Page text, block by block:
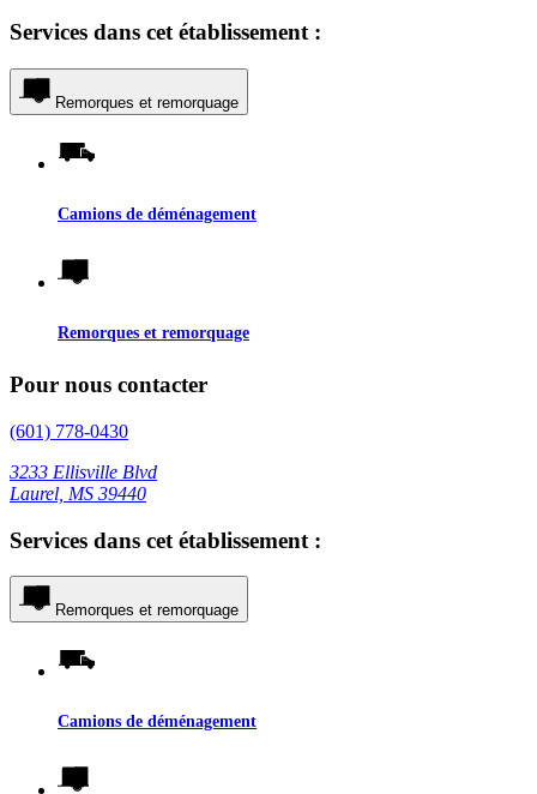
Services dans cet établissement :
Remorques et remorquage
Camions de déménagement
Remorques et remorquage
Pour nous contacter
(601) 778-0430
3233 Ellisville Blvd
Laurel, MS 39440
Services dans cet établissement :
Remorques et remorquage
Camions de déménagement